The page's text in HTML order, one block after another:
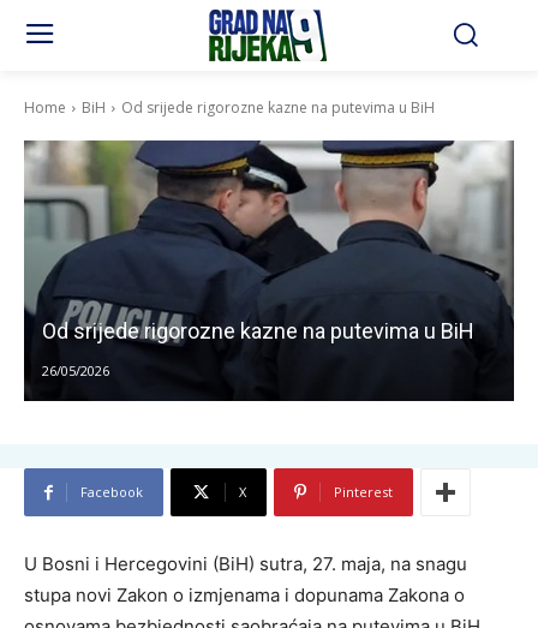
Home BiH Od srijede rigorozne kazne na putevima u BiH
Od srijede rigorozne kazne na putevima u BiH
26/05/2026
Facebook X Pinterest
U Bosni i Hercegovini (BiH) sutra, 27. maja, na snagu
stupa novi Zakon o izmjenama i dopunama Zakona o